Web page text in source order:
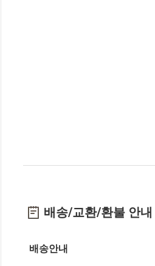
배송/교환/환불 안내
배송안내